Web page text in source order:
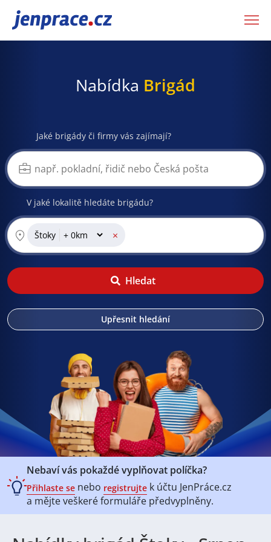
JenPráce.cz
Nabídka Brigád
Jaké brigády či firmy vás zajímají?
V jaké lokalitě hledáte brigádu?
Štoky ×
Hledat
Upřesnit hledání
Nebaví vás pokaždé vyplňovat políčka?
Přihlaste se nebo registrujte k účtu JenPráce.cz
a mějte veškeréformuláře předvyplněny.